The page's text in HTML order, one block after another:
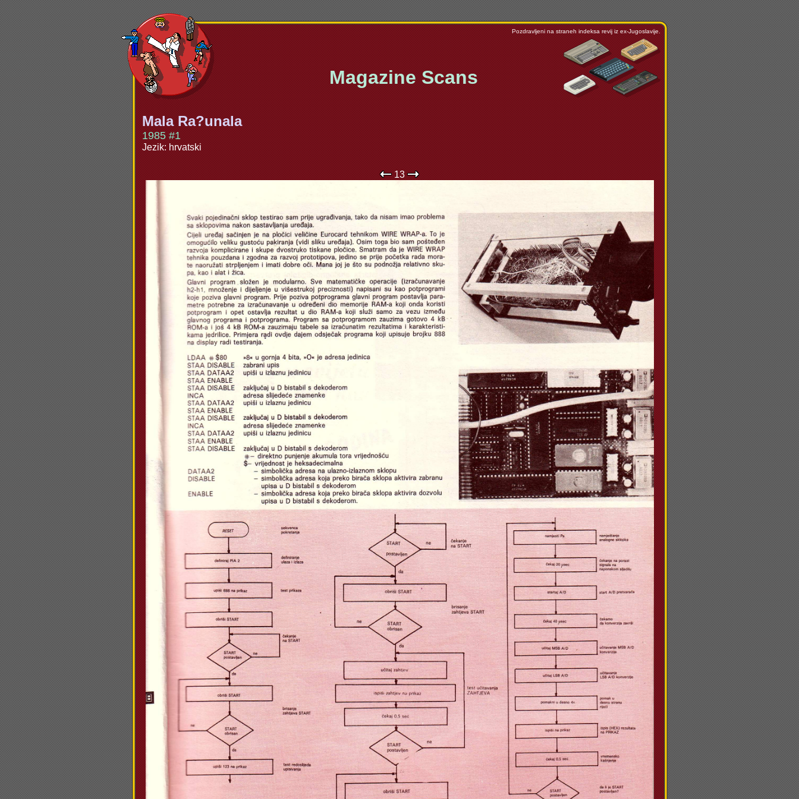
Pozdravljeni na straneh indeksa revij iz ex-Jugoslavije.
Magazine Scans
Mala Ra?unala
1985 #1
Jezik: hrvatski
13